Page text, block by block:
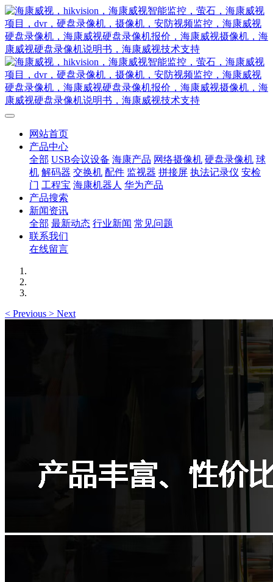
网站首页
产品中心
全部 USB会议设备 海康产品 网络摄像机 硬盘录像机 球
机 解码器 交换机 配件 监视器 拼接屏 执法记录仪 安检
门 工程宝 海康机器人 华为产品
产品搜索
新闻资讯
全部 最新动态 行业新闻 常见问题
联系我们
在线留言
< Previous > Next